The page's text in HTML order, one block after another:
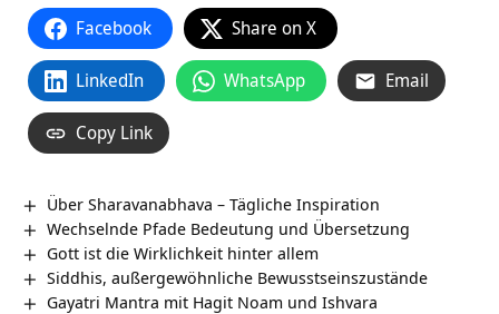
Facebook Share on X
LinkedIn WhatsApp Email
Copy Link
Über Sharavanabhava – Tägliche Inspiration
Wechselnde Pfade Bedeutung und Übersetzung
Gott ist die Wirklichkeit hinter allem
Siddhis, außergewöhnliche Bewusstseinszustände
Gayatri Mantra mit Hagit Noam und Ishvara